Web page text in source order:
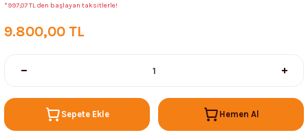
Buluntu Kesesi & Kılıflar
*997,07 TL den başlayan taksitlerle!
9.800,00 TL
Sepete Ekle Hemen Al